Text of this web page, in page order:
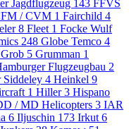
Jagdflugzeug 143 FFVS
/ CVM 1 Fairchild 4
8 Fleet 1 Focke Wulf
248 Globe Temco 4
Grob 5 Grumman 1
Flugzeugbau 2
Siddeley 4 Heinkel 9
1 Hiller3 Hispano
/ MD Helicopters 3 IAR
6 Iljuschin 173 Irkut 6